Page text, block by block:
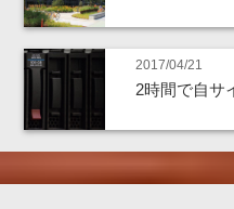
2017/04/21
2時間で自サ